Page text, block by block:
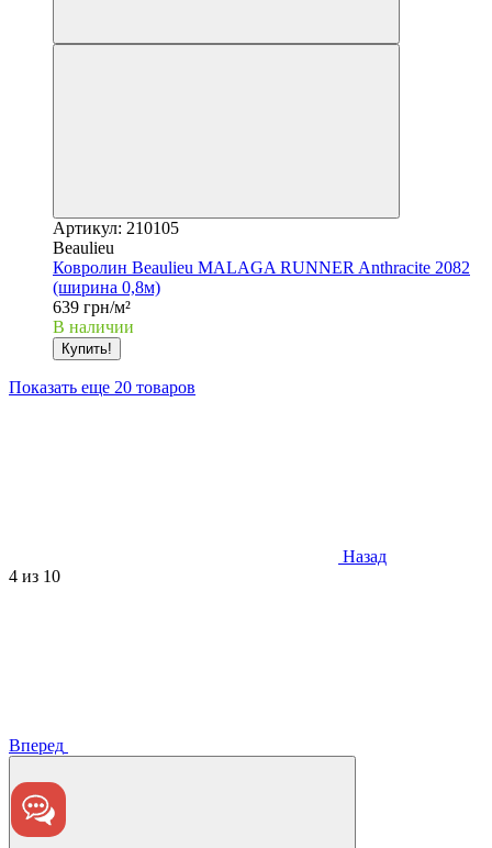
Артикул: 210105
Beaulieu
Ковролин Beaulieu MALAGA RUNNER Anthracite 2082
(ширина 0,8м)
639 грн/м²
В наличии
Купить!
Показать еще 20 товаров
Назад
4 из 10
Вперед